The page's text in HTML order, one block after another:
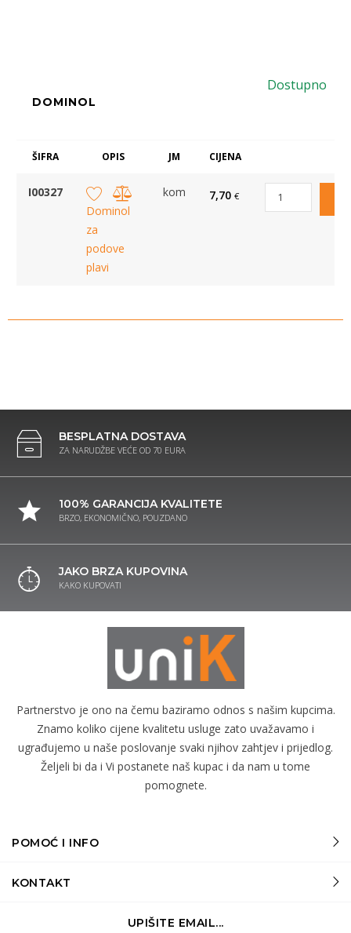
Dostupno
DOMINOL
ŠIFRA OPIS JM CIJENA
I00327
Dominol
za
podove
plavi
kom 7,70 €
BESPLATNA DOSTAVA
ZA NARUDŽBE VEĆE OD 70 EURA
100% GARANCIJA KVALITETE
BRZO, EKONOMIČNO, POUZDANO
JAKO BRZA KUPOVINA
KAKO KUPOVATI
Partnerstvo je ono na čemu baziramo odnos s našim kupcima.
Znamo koliko cijene kvalitetu usluge zato uvažavamo i
ugrađujemo u naše poslovanje svaki njihov zahtjev i prijedlog.
Željeli bi da i Vi postanete naš kupac i da nam u tome
pomognete.
POMOĆ I INFO
KONTAKT
UPIŠITE EMAIL...